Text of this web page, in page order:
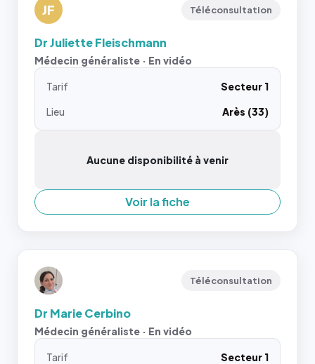
JF Téléconsultation
Dr Juliette Fleischmann
Médecin généraliste · En vidéo
Tarif
Secteur 1
Lieu
Arès (33)
Aucune disponibilité à venir
Voir la fiche
Téléconsultation
Dr Marie Cerbino
Médecin généraliste · En vidéo
Tarif
Secteur 1